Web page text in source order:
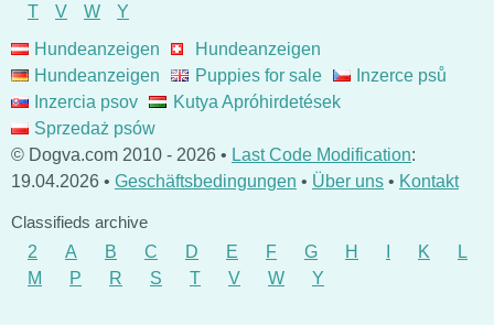
T
V W
Y
Hundeanzeigen
Hundeanzeigen
Hundeanzeigen
Puppies for sale
Inzerce psů
Inzercia psov
Kutya Apróhirdetések
Sprzedaż psów
© Dogva.com 2010 - 2026 • Last Code Modification:
19.04.2026 • Geschäftsbedingungen • Über uns • Kontakt
Classifieds archive
2
A B C D E F G H K
L
M
P R S T V W Y